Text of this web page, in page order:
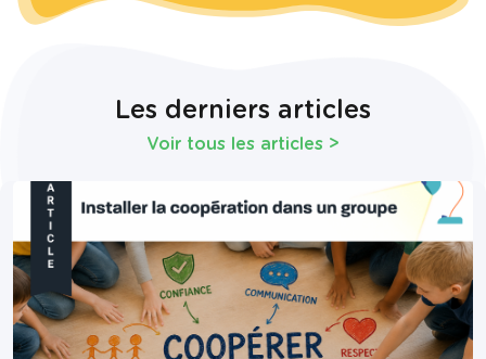
Les derniers articles
Voir tous les articles >